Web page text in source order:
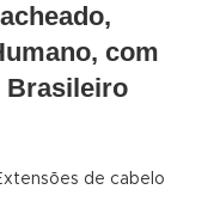
com
Brasileiro
de cabelo